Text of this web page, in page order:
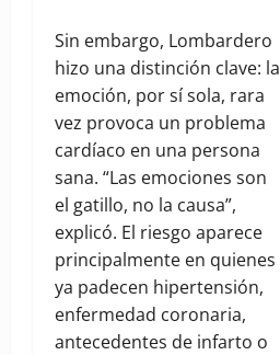
Sin embargo, Lombardero
hizo una distinción clave: la
emoción, por sí sola, rara
vez provoca un problema
cardíaco en una persona
sana. “Las emociones son
el gatillo, no la causa”,
explicó. El riesgo aparece
principalmente en quienes
ya padecen hipertensión,
enfermedad coronaria,
antecedentes de infarto o